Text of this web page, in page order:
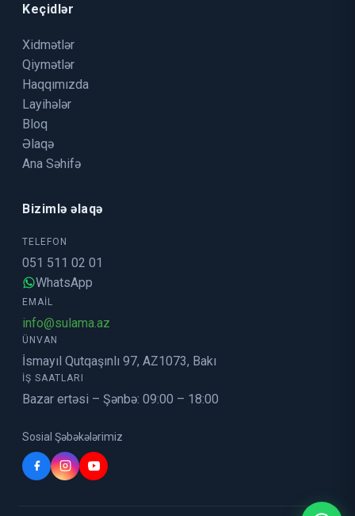
Keçidlər
Xidmətlər
Qiymətlər
Haqqımızda
Layihələr
Bloq
Əlaqə
Ana Səhifə
Bizimlə əlaqə
TELEFON
051 511 02 01
WhatsApp
EMAIL
info@sulama.az
ÜNVAN
İsmayıl Qutqaşınlı 97, AZ1073, Bakı
İŞ SAATLARI
Bazar ertəsi – Şənbə: 09:00 – 18:00
Sosial Şəbəkələrimiz